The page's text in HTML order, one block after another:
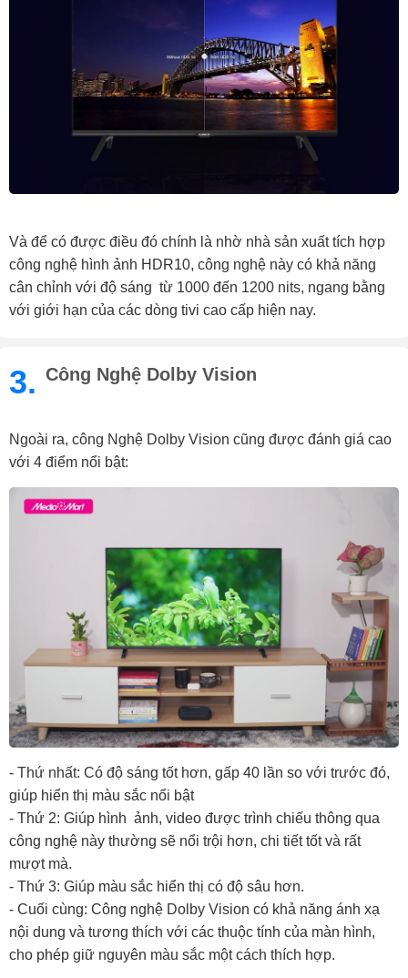
Và để có được điều đó chính là nhờ nhà sản xuất tích hợp
công nghệ hình ảnh HDR10, công nghệ này có khả năng
cân chỉnh với độ sáng từ 1000 đến 1200 nits, ngang bằng
với giới hạn của các dòng tivi cao cấp hiện nay.
3. Công Nghệ Dolby Vision
Ngoài ra, công Nghệ Dolby Vision cũng được đánh giá cao
với 4 điểm nổi bật:
- Thứ nhất: Có độ sáng tốt hơn, gấp 40 lần so với trước đó,
giúp hiển thị màu sắc nổi bật
- Thứ 2: Giúp hình ảnh, video được trình chiếu thông qua
công nghệ này thường sẽ nổi trội hơn, chi tiết tốt và rất
mượt mà.
- Thứ 3: Giúp màu sắc hiển thị có độ sâu hơn.
- Cuối cùng: Công nghệ Dolby Vision có khả năng ánh xạ
nội dung và tương thích với các thuộc tính của màn hình,
cho phép giữ nguyên màu sắc một cách thích hợp.